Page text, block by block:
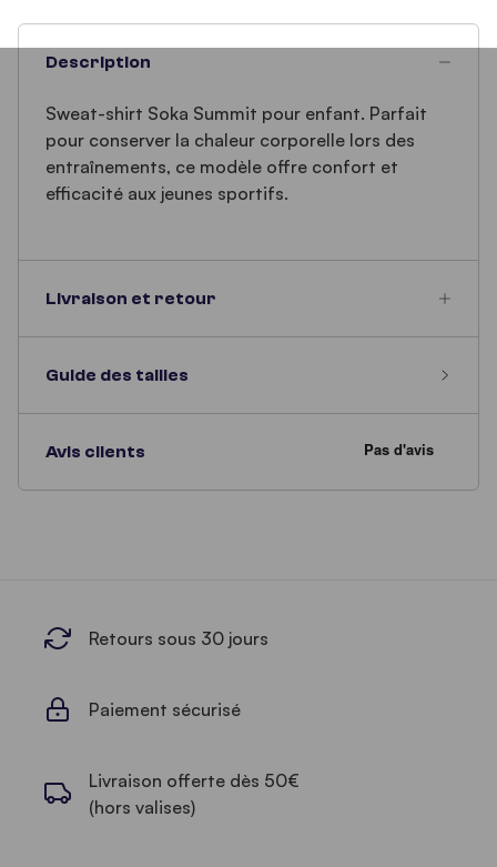
Description
Sweat-shirt Soka Summit pour enfant. Parfait
pour conserver la chaleur corporelle lors des
entraînements, ce modèle offre confort et
efficacité aux jeunes sportifs.
Livraison et retour
Guide des tailles
Avis clients
Retours sous 30 jours
Paiement sécurisé
Livraison offerte dès 50€
(hors valises)